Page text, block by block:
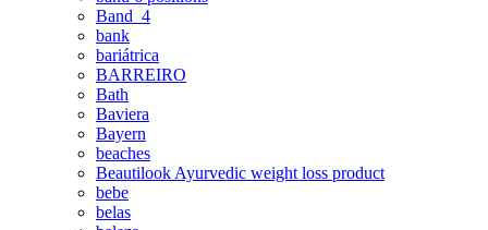
Band_4
bank
bariátrica
BARREIRO
Bath
Baviera
Bayern
beaches
Beautilook Ayurvedic weight loss product
bebe
belas